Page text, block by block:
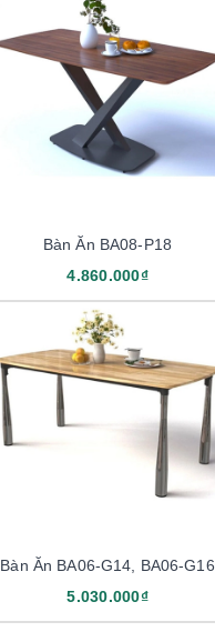
Bàn Ăn BA08-P18
4.860.000₫
Bàn Ăn BA06-G14, BA06-G16
5.030.000₫